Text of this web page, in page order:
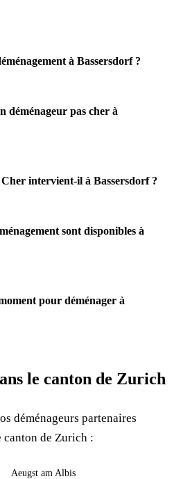
à Bassersdorf ?
déménageur pas cher à
Cher intervient-il à Bassersdorf ?
sont disponibles à
pour déménager à
le canton de Zurich
déménageurs partenaires
de Zurich :
Aeugst am Albis